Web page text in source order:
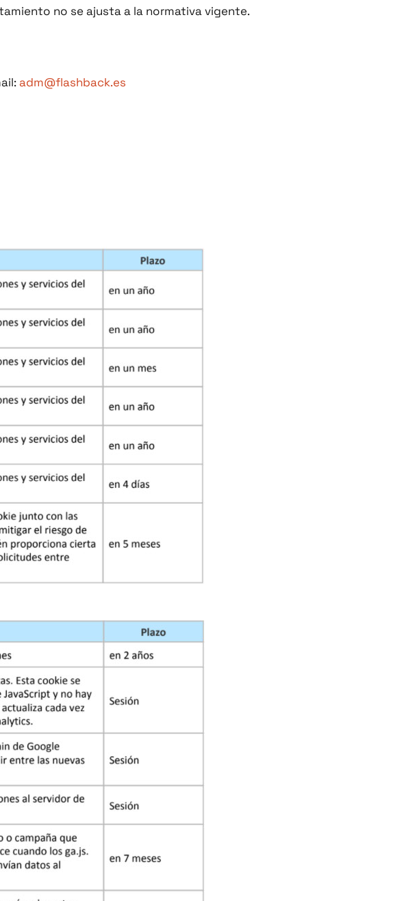
no se ajusta a la normativa vigente.
adm@flashback.es